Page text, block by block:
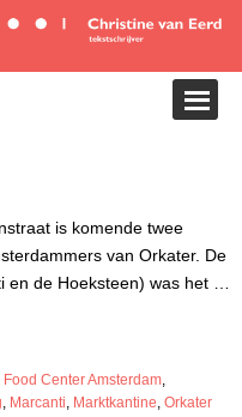
is komende twee
van Orkater. De
en de Hoeksteen) was het …
Food Center Amsterdam,
, Marcanti, Marktkantine,Orkater